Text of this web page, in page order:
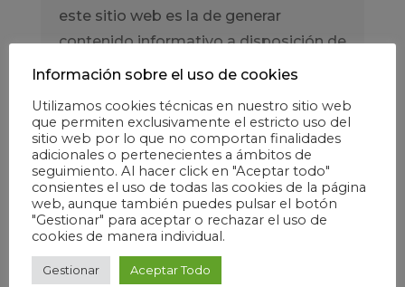
este sitio web es la de generar
contenido informativo a disposición de
los usuarios para crear canales de
También puedes contactarnos
remitiéndonos un correo electrónico
a contacto@remomadrid.org
Información sobre el uso de cookies
Utilizamos cookies técnicas en nuestro sitio web
que permiten exclusivamente el estricto uso del
sitio web por lo que no comportan finalidades
adicionales o pertenecientes a ámbitos de
seguimiento. Al hacer click en "Aceptar todo"
consientes el uso de todas las cookies de la página
web, aunque también puedes pulsar el botón
"Gestionar" para aceptar o rechazar el uso de
cookies de manera individual.
Gestionar Aceptar Todo